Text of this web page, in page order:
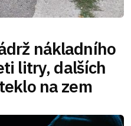
nákladního
litry, dalších
na zem